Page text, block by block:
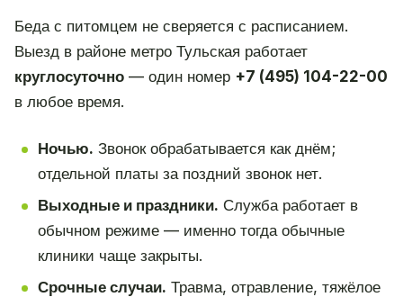
Беда с питомцем не сверяется с расписанием.
Выезд в районе метро Тульская работает
круглосуточно — один номер +7 (495) 104-22-00
в любое время.
Ночью. Звонок обрабатывается как днём;
отдельной платы за поздний звонок нет.
Выходные и праздники. Служба работает в
обычном режиме — именно тогда обычные
клиники чаще закрыты.
Срочные случаи. Травма, отравление, тяжёлое